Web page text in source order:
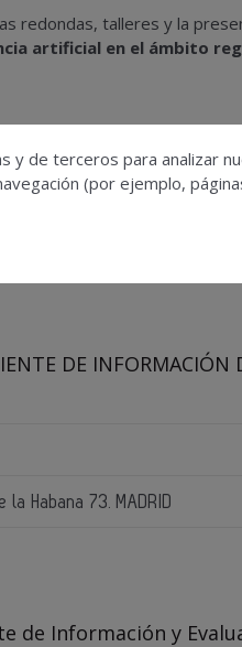
redondas, talleres y la
artificial en el ámbito
industria farmacéutica
DE
la Habana 73. MADRID
de Información y
y de terceros para analizar
(por ejemplo,